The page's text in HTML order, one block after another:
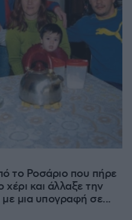
το Ροσάριο που πήρε
και άλλαξε την
μια υπογραφή σε...